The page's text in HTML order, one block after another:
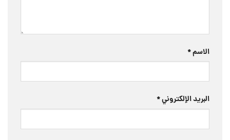
الاسم*
البريد الإلكتروني*